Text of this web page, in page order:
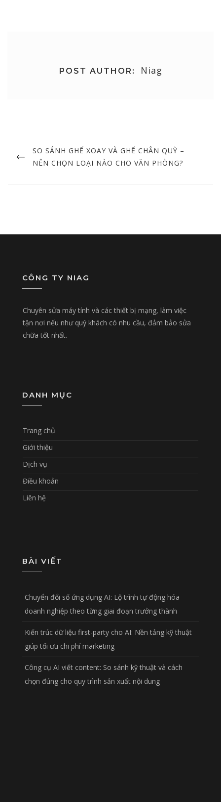
POST AUTHOR: Niag
navigation
PREVIOUS
POST
SO SÁNH GHẾ XOAY VÀ GHẾ CHÂN QUỲ –
NÊN CHỌN LOẠI NÀO CHO VĂN PHÒNG?
CÔNG TY NIAG
Chuyên sửa máy tính và các thiết bị mạng, làm việc
tận nơi nếu như quý khách có nhu cầu, đảm bảo sửa
chữa tốt nhất.
DANH MỤC
Trang chủ
Giới thiệu
Dịch vụ
Điều khoản
Liên hệ
BÀI VIẾT
Chuyển đổi số ứng dụng AI: Lộ trình tự động hóa
doanh nghiệp theo từng giai đoạn trưởng thành
Kiến trúc dữ liệu first-party cho AI: Nền tảng kỹ thuật
giúp tối ưu chi phí marketing
Công cụ AI viết content: So sánh kỹ thuật và cách
chọn đúng cho quy trình sản xuất nội dung